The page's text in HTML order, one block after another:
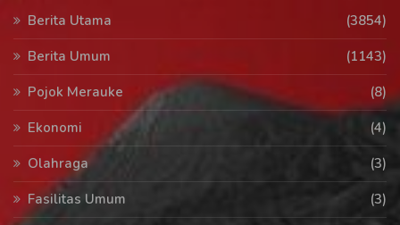
Berita Utama
(3854)
Berita Umum
(1143)
Pojok Merauke
(8)
Ekonomi
(4)
Olahraga
(3)
Fasilitas Umum
(3)